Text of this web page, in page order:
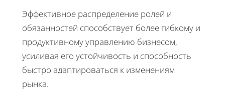
Эффективное распределение ролей и
обязанностей способствует более гибкому и
продуктивному управлению бизнесом,
усиливая его устойчивость и способность
быстро адаптироваться к изменениям
рынка.